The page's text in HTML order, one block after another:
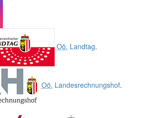
Oö. Landtag.
Oö. Landesrechnungshof.